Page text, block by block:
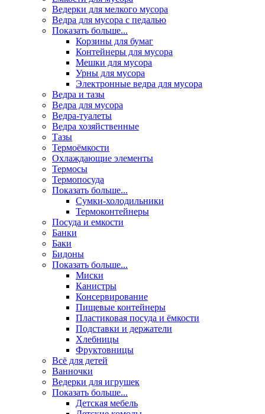
Ведерки для мелкого мусора
Ведра для мусора с педалью
Показать больше...
Корзины для бумаг
Контейнеры для мусора
Мешки для мусора
Урны для мусора
Электронные ведра для мусора
Ведра и тазы
Ведра для мусора
Ведра-туалеты
Ведра хозяйственные
Тазы
Термоёмкости
Охлаждающие элементы
Термосы
Термопосуда
Показать больше...
Сумки-холодильники
Термоконтейнеры
Посуда и емкости
Банки
Баки
Бидоны
Показать больше...
Миски
Канистры
Консервирование
Пищевые контейнеры
Пластиковая посуда и ёмкости
Подставки и держатели
Хлебницы
Фруктовницы
Всё для детей
Ванночки
Ведерки для игрушек
Показать больше...
Детская мебель